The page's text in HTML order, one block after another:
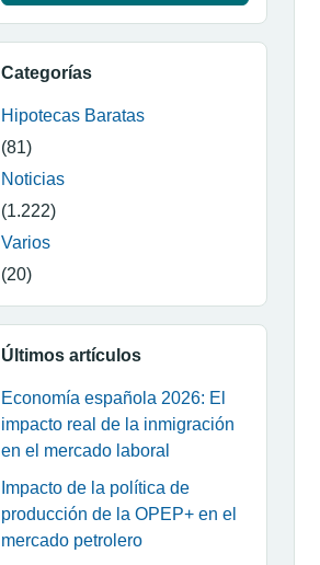
Categorías
Hipotecas Baratas
(81)
Noticias
(1.222)
Varios
(20)
Últimos artículos
Economía española 2026: El
impacto real de la inmigración
en el mercado laboral
Impacto de la política de
producción de la OPEP+ en el
mercado petrolero